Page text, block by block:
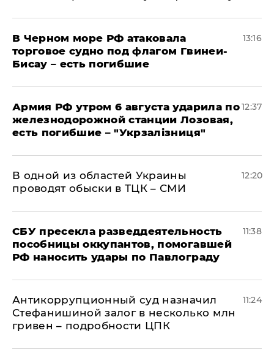
В Черном море РФ атаковала
торговое судно под флагом Гвинеи-
Бисау – есть погибшие
13:16
Армия РФ утром 6 августа ударила по
железнодорожной станции Лозовая,
есть погибшие – "Укрзалізниця"
12:37
В одной из областей Украины
проводят обыски в ТЦК – СМИ
12:20
СБУ пресекла разведдеятельность
пособницы оккупантов, помогавшей
РФ наносить удары по Павлограду
11:38
Антикоррупционный суд назначил
Стефанишиной залог в несколько млн
гривен – подробности ЦПК
11:24